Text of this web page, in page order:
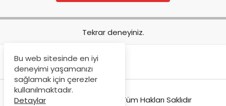
Tekrar deneyiniz.
© Copyright 2021-2022, Tüm Hakları Saklıdır
Bu web sitesinde en iyi
deneyimi yaşamanızı
sağlamak için çerezler
kullanılmaktadır.
Detaylar